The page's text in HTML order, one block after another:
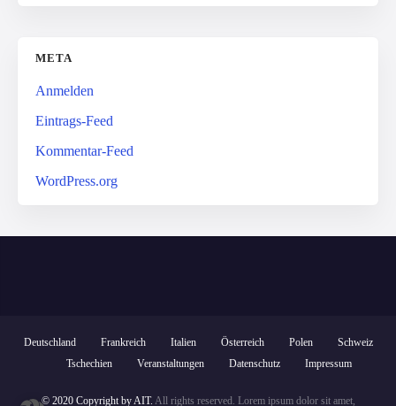
META
Anmelden
Eintrags-Feed
Kommentar-Feed
WordPress.org
Deutschland Frankreich Italien Österreich Polen
Schweiz
Tschechien
Veranstaltungen Datenschutz Impressum
© 2020 Copyright by AIT. All rights reserved. Lorem ipsum dolor sit amet,